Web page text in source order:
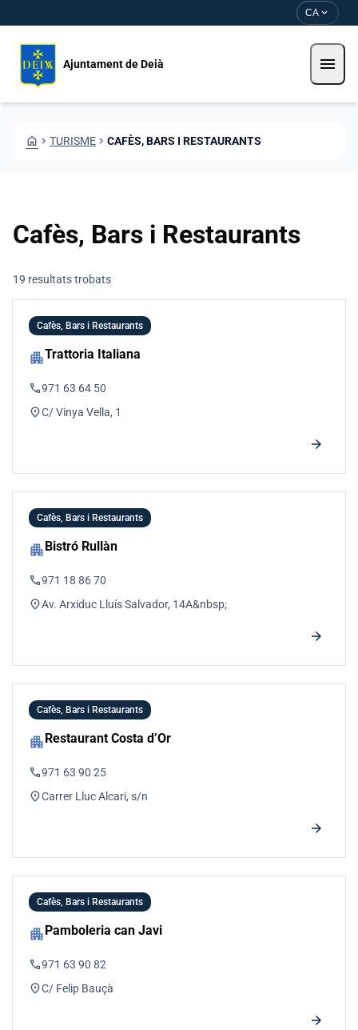
CA expand_more
Ajuntament de Deià menu
HOME CHEVRON_RIGHT TURISME CHEVRON_RIGHT CAFÈS, BARS I RESTAURANTS
Cafès, Bars i Restaurants
19 resultats trobats
Cafès, Bars i Restaurants
apartmentTrattoria Italiana
phone971 63 64 50
location_onC/ Vinya Vella, 1
arrow_forward
Cafès, Bars i Restaurants
apartmentBistró Rullàn
phone971 18 86 70
location_onAv. Arxiduc Lluís Salvador, 14A&nbsp;
arrow_forward
Cafès, Bars i Restaurants
apartmentRestaurant Costa d’Or
phone971 63 90 25
location_onCarrer Lluc Alcari, s/n
arrow_forward
Cafès, Bars i Restaurants
apartmentPamboleria can Javi
phone971 63 90 82
location_onC/ Felip Bauçà
arrow_forward